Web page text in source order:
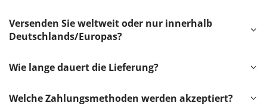
Versenden Sie weltweit oder nur innerhalb
Deutschlands/Europas?
Wie lange dauert die Lieferung?
Welche Zahlungsmethoden werden akzeptiert?